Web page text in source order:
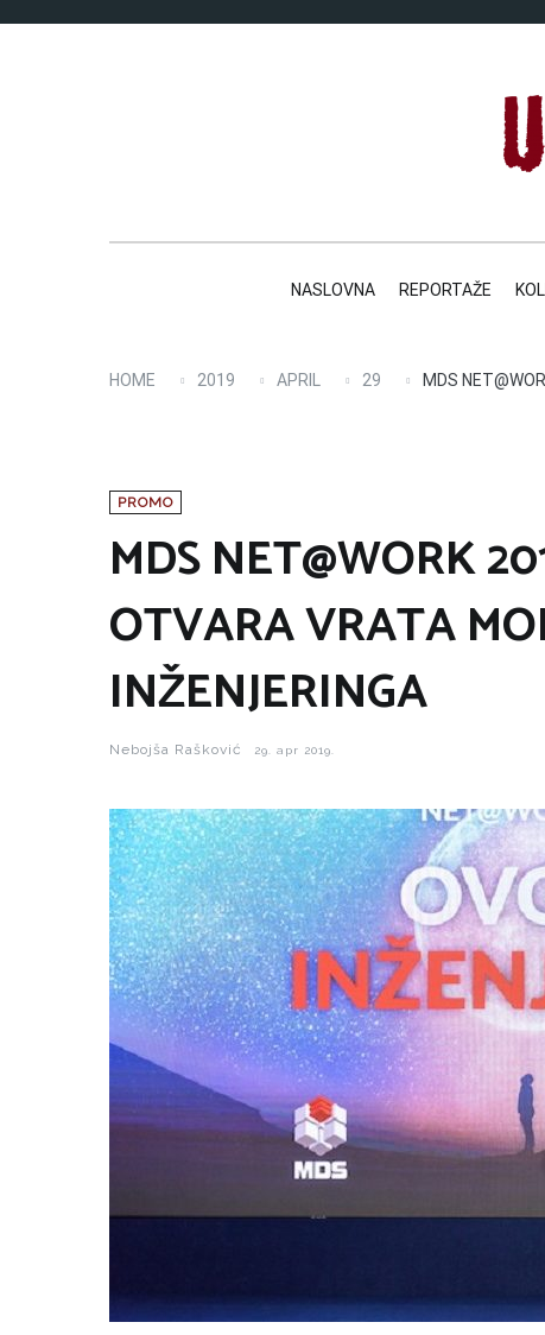
NASLOVNA REPORTAŽE
HOME 2019 APRIL 29 MDS
PROMO
MDS NET@WORK
OTVARA VRATA
INŽENJERINGA
Nebojša Rašković 29. apr 2019.